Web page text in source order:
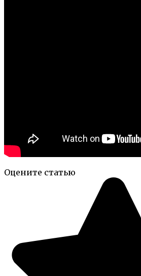
Оцените статью